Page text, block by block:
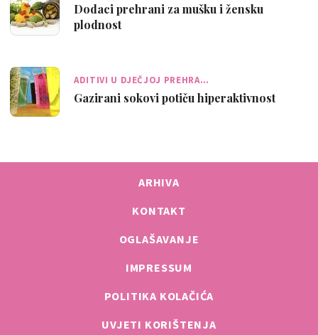
Dodaci prehrani za mušku i žensku
plodnost
ADITIVI U DJEČJOJ PREHRA…
Gazirani sokovi potiču hiperaktivnost
ARHIVA
KONTAKT
OGLAŠAVANJE
IMPRESSUM
POLITIKA KOLAČIĆA
UVJETI KORIŠTENJA